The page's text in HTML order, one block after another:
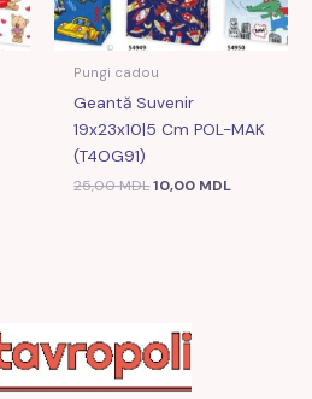
Pungi cadou
Geantă Suvenir
19x23x10|5 Cm POL-MAK
(T4OG91)
25,00MDL10,00 MDL